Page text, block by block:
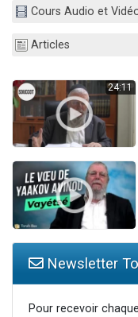
Il
Eva
Cours Audio et
Articles
24:11
Newsletter
Pour recevoir